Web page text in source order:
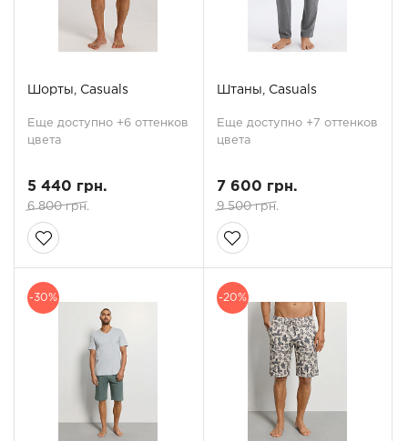
Шорты, Casuals
Еще доступно +6 оттенков
цвета
5 440 грн.
6 800 грн.
Штаны, Casuals
Еще доступно +7 оттенков
цвета
7 600 грн.
9 500 грн.
-30% -20%